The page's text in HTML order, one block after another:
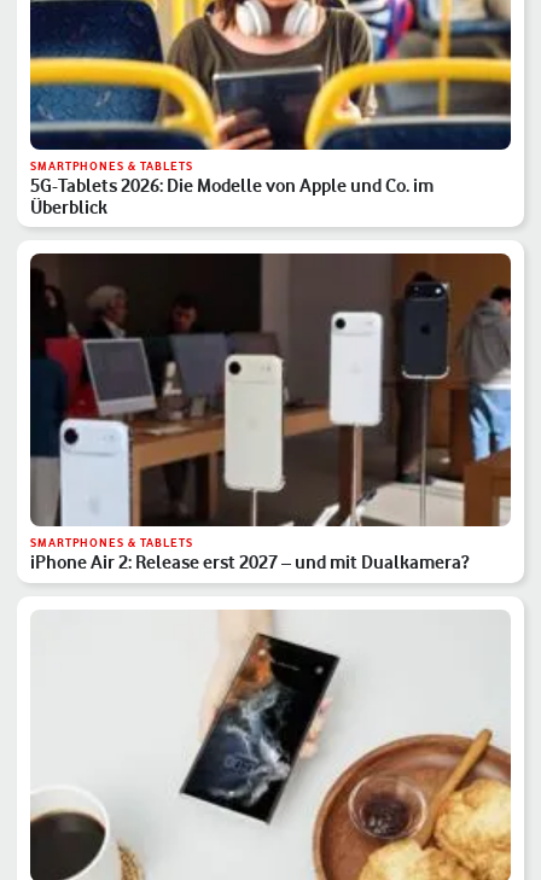
SMARTPHONES & TABLETS
5G-Tablets 2026: Die Modelle von Apple und Co. im
Überblick
SMARTPHONES & TABLETS
iPhone Air 2: Release erst 2027 – und mit Dualkamera?